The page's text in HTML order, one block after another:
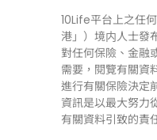
10Life平台上之任
港」）境内人士發
對任何保險、金融
需要，閱覽有關資
進行有關保險決定
資訊是以最大努力
有關資料引致的責